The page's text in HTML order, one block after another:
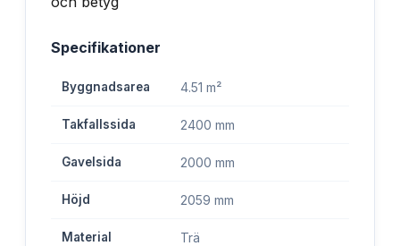
Specifikationer
Byggnadsarea 4.51 m²
Takfallssida 2400 mm
Gavelsida 2000 mm
Höjd 2059 mm
Material Trä